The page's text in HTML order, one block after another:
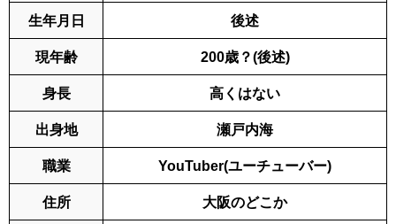
生年月日 後述
現年齢 200歳？(後述)
身長 高くはない
出身地 瀬戸内海
職業 YouTuber(ユーチューバー)
住所 大阪のどこか